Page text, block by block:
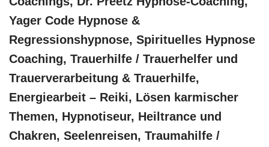
Yager Code Hypnose &
Regressionshypnose, Spirituelles Hypnose
Coaching, Trauerhilfe / Trauerhelfer und
Trauerverarbeitung & Trauerhilfe,
Energiearbeit – Reiki, Lösen karmischer
Themen, Hypnotiseur, Heiltrance und
Chakren, Seelenreisen, Traumahilfe /